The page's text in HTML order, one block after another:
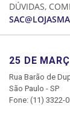
MINHA CONTA
MEUS PEDIDOS
DÚVIDAS,
25 DE
Rua Barão de
São Paulo - SP
Fone: (11) 3322-